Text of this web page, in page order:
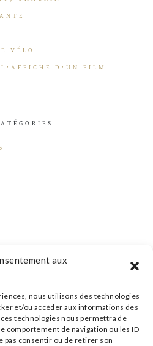
aux
nous utilisons des technologies
et/ou accéder aux informations des
technologies nous permettra de
comportement de navigation ou les ID
pas consentir ou de retirer son
VÉLO
D’UN FILM